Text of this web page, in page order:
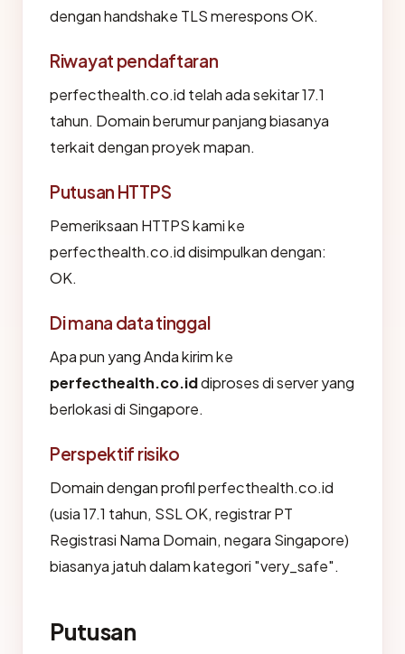
dengan handshake TLS merespons OK.
Riwayat pendaftaran
perfecthealth.co.id telah ada sekitar 17.1
tahun. Domain berumur panjang biasanya
terkait dengan proyek mapan.
Putusan HTTPS
Pemeriksaan HTTPS kami ke
perfecthealth.co.id disimpulkan dengan:
OK.
Di mana data tinggal
Apa pun yang Anda kirim ke
perfecthealth.co.iddiproses di server yang
berlokasi di Singapore.
Perspektif risiko
Domain dengan profil perfecthealth.co.id
(usia 17.1 tahun, SSL OK, registrar PT
Registrasi Nama Domain, negara Singapore)
biasanya jatuh dalam kategori "very_safe".
Putusan